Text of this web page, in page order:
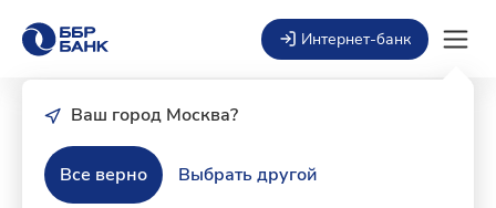
Интернет-банк
Ваш город Москва?
Все верно Выбрать другой
Космический дуэт